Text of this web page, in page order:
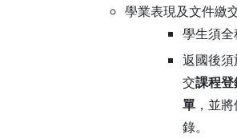
學業表現及文件繳
學生須全
返國後
交課程
單 ，並
錄。